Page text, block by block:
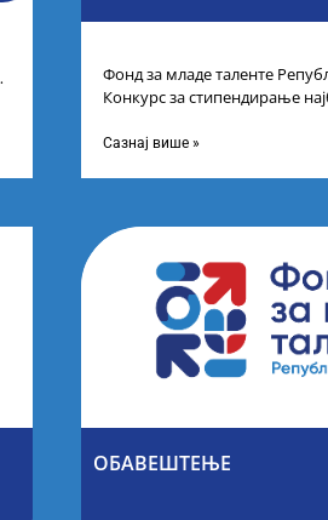
Фонд за младе таленте
Конкурс за стипендирање
Сазнај више »
ОБАВЕШТЕЊЕ